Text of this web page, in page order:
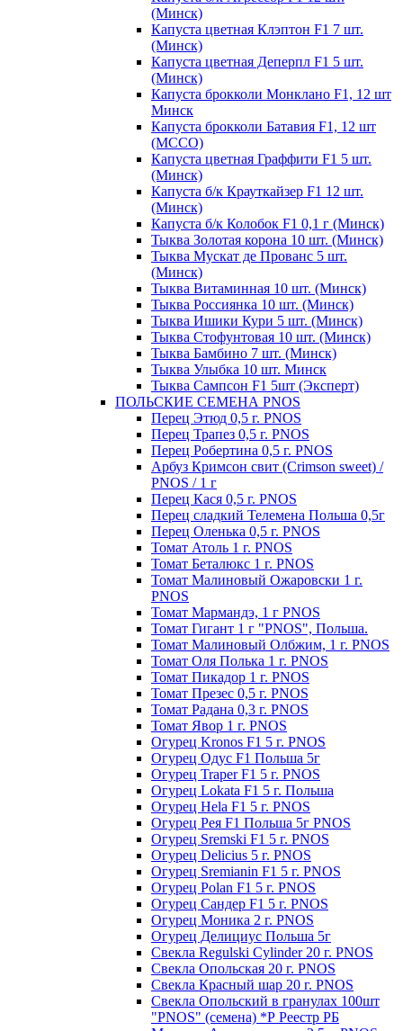
(Минск)
Капуста цветная Клэптон F1 7 шт.
(Минск)
Капуста цветная Деперпл F1 5 шт.
(Минск)
Капуста брокколи Монклано F1, 12 шт
Минск
Капуста брокколи Батавия F1, 12 шт
(МССО)
Капуста цветная Граффити F1 5 шт.
(Минск)
Капуста б/к Крауткайзер F1 12 шт.
(Минск)
Капуста б/к Колобок F1 0,1 г (Минск)
Тыква Золотая корона 10 шт. (Минск)
Тыква Мускат де Прованс 5 шт.
(Минск)
Тыква Витаминная 10 шт. (Минск)
Тыква Россиянка 10 шт. (Минск)
Тыква Ишики Кури 5 шт. (Минск)
Тыква Стофунтовая 10 шт. (Минск)
Тыква Бамбино 7 шт. (Минск)
Тыква Улыбка 10 шт. Минск
Тыква Сампсон F1 5шт (Эксперт)
ПОЛЬСКИЕ СЕМЕНА PNOS
Перец Этюд 0,5 г. PNOS
Перец Трапез 0,5 г. PNOS
Перец Робертина 0,5 г. PNOS
Арбуз Кримсон свит (Crimson sweet) /
PNOS / 1 г
Перец Кася 0,5 г. PNOS
Перец сладкий Телемена Польша 0,5г
Перец Оленька 0,5 г. PNOS
Томат Атоль 1 г. PNOS
Томат Беталюкс 1 г. PNOS
Томат Малиновый Ожаровски 1 г.
PNOS
Томат Мармандэ, 1 г PNOS
Томат Гигант 1 г "PNOS", Польша.
Томат Малиновый Олбжим, 1 г. PNOS
Томат Оля Полька 1 г. PNOS
Томат Пикадор 1 г. PNOS
Томат Презес 0,5 г. PNOS
Toмaт Рaдaнa 0,3 г. PNOS
Томат Явор 1 г. PNOS
Огурец Kronos F1 5 г. PNOS
Огурец Одус F1 Польша 5г
Огурец Traper F1 5 г. PNOS
Огурец Lokata F1 5 г. Польша
Огурец Hela F1 5 г. PNOS
Огурец Рея F1 Польша 5г PNOS
Огурец Sremski F1 5 г. PNOS
Огурец Delicius 5 г. PNOS
Огурец Sremianin F1 5 г. PNOS
Огурец Polan F1 5 г. PNOS
Огурец Сандер F1 5 г. PNOS
Огурец Моника 2 г. PNOS
Огурец Делициус Польша 5г
Свекла Regulski Cylinder 20 г. PNOS
Свекла Опольская 20 г. PNOS
Свекла Красный шар 20 г. PNOS
Свекла Опольский в гранулах 100шт
"PNOS" (семена) *Р Реестр РБ